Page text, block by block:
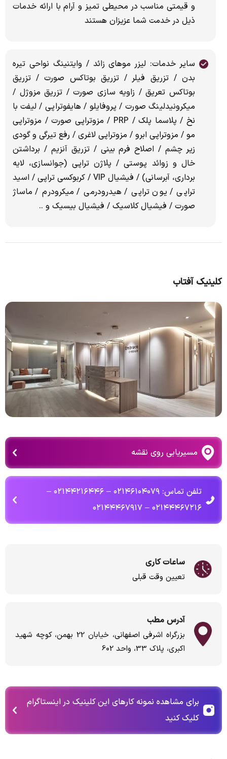
و قیمتی مناسب در محیطی تمیز و آرام با ارائه خدمات
ذیل در خدمت شما عزیزان هستند
سایر خدمات: لیزر موهای زائد / وایتنینگ نواحی تیره
بدن / تزریق فیلر / تزریق بوتاکس صورت / تزریق
بوتاکس تعریق / زاویه سازی صورت / تزریق مزوژل /
میکرونیدلینگ صورت / پروفایلو / هایفوتراپی / لیفت با
نخ / پلاسما پلک / PRP / مزوتراپی صورت / مزوتراپی
مو / مزوتراپی ابرو / مزوتراپی لاغری / رفع تیرگی و گودی
زیر چشم / اصلاح فرم بینی / تزریق آنزیم / برداشتن
خال و زوائد پوستی / پلاژن تراپی (جوانسازی، لایه
برداری، آبرسانی) / فیشیال VIP / کربوکسی تراپی / اسید
تراپی / یون تراپی / هیدرودرمی / میکرودرم / ماساژ
صورت / فیشیال کلاسیک / فیشیال بیسیک و ..
کلینیک آفتاب
مسیریابی روی نقشه
تلفن تماس: ۰۲۱۴۶۱۰۴۰۷۹ – ۰۲۱۴۴۲۱۶۴۴۶ –
۰۲۱۴۴۴۶۷۲۱۶ – ۰۲۱۴۴۴۶۷۹۱۷
ساعات کاری
تعیین وقت قبلی
آدرس مطب
بزرگراه اشرفی اصفهانی، خیابان 22 بهمن، کوچه شهید
اکبری، پلاک 33، واحد 602
برای مشاهده نمونه کارهای این کلینیک در اینستاگرام
کلیک کنید